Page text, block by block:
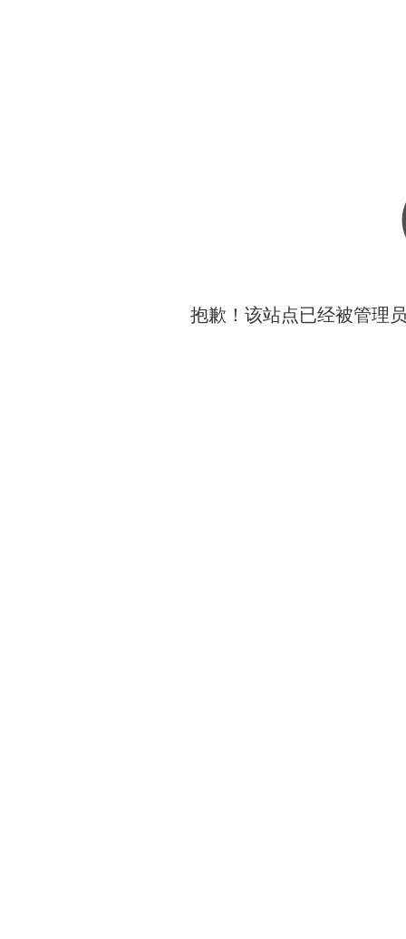
抱歉！该站点已经被管理